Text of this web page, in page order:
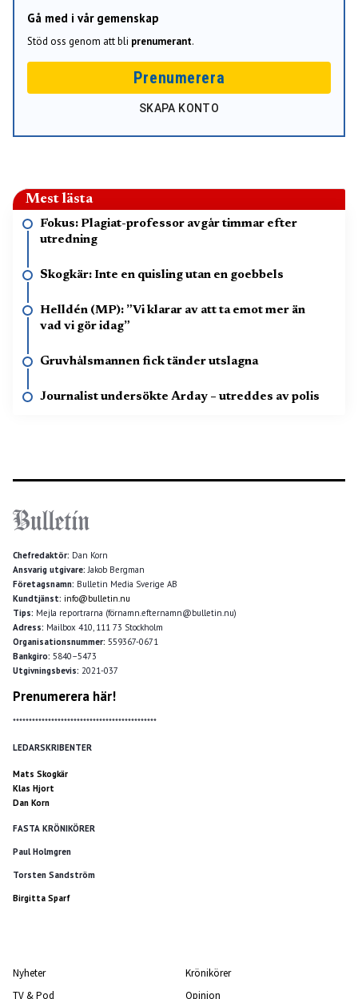
Gå med i vår gemenskap
Stöd oss genom att bli prenumerant.
Prenumerera
SKAPA KONTO
Mest lästa
Fokus: Plagiat-professor avgår timmar efter
utredning
Skogkär: Inte en quisling utan en goebbels
Helldén (MP): ”Vi klarar av att ta emot mer än
vad vi gör idag”
Gruvhålsmannen fick tänder utslagna
Journalist undersökte Arday – utreddes av polis
Chefredaktör: Dan Korn
Ansvarig utgivare:Jakob Bergman
Företagsnamn: Bulletin Media Sverige AB
Kundtjänst: info@bulletin.nu
Tips: Mejla reportrarna (förnamn.efternamn@bulletin.nu)
Adress: Mailbox 410, 111 73 Stockholm
Organisationsnummer: 559367-0671
Bankgiro: 5840–5473
Utgivningsbevis: 2021-037
Prenumerera här!
*********************************************
LEDARSKRIBENTER
Mats Skogkär
Klas Hjort
Dan Korn
FASTA KRÖNIKÖRER
Paul Holmgren
Torsten Sandström
Birgitta Sparf
Nyheter
TV & Pod
Krönikörer
Opinion